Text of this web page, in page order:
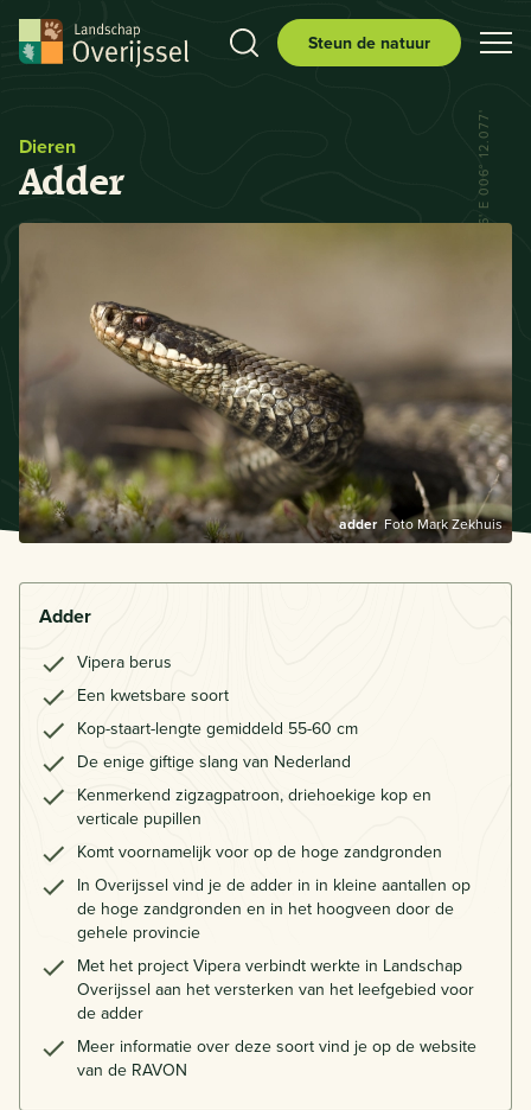
Steun de natuur
Dieren
Adder
adder Foto Mark Zekhuis
N 52° 29.556' E 006° 12.077'
Adder
Vipera berus
Een kwetsbare soort
Kop-staart-lengte gemiddeld 55-60 cm
De enige giftige slang van Nederland
Kenmerkend zigzagpatroon, driehoekige kop en
verticale pupillen
Komt voornamelijk voor op de hoge zandgronden
In Overijssel vind je de adder in in kleine aantallen op
de hoge zandgronden en in het hoogveen door de
gehele provincie
Met het project Vipera verbindt werkte in Landschap
Overijssel aan het versterken van het leefgebied voor
de adder
Meer informatie over deze soort vind je op de website
van de RAVON